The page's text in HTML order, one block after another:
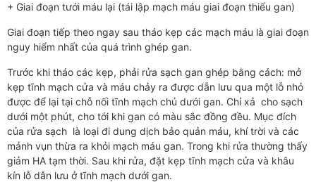
+ Giai đoạn tưới máu lại (tái lập mạch máu giai đoạn thiếu gan)
Giai đoạn tiếp theo ngay sau tháo kẹp các mạch máu là giai đoạn
nguy hiểm nhất của quá trình ghép gan.
Trước khi tháo các kẹp, phải rửa sạch gan ghép bằng cách: mở
kẹp tĩnh mạch cửa và máu chảy ra được dẫn lưu qua một lỗ nhỏ
được để lại tại chỗ nối tĩnh mạch chủ dưới gan. Chỉ xả cho sạch
dưới một phút, cho tới khi gan có màu sắc đồng đều. Mục đích
của rửa sạch là loại đi dung dịch bảo quản máu, khí trời và các
mảnh vụn thừa ra khỏi mạch máu gan. Trong khi rửa thường thấy
giảm HA tạm thời. Sau khi rửa, đặt kẹp tĩnh mạch cửa và khâu
kín lỗ dẫn lưu ở tĩnh mạch dưới gan.